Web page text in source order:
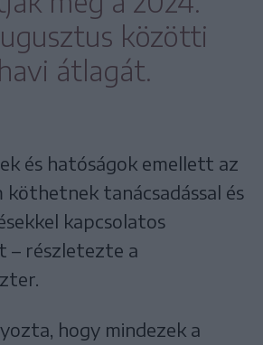
közötti
átlagát.
és hatóságok emellett az
köthetnek tanácsadással és
kapcsolatos
– részletezte a
hogy mindezek a